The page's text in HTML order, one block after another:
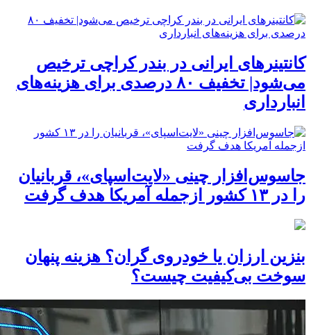
کانتینرهای ایرانی در بندر کراچی ترخیص
می‌شود| تخفیف ۸۰ درصدی برای هزینه‌های
انبارداری
جاسوس‌افزار چینی «لایت‌اسپای»، قربانیان
را در ۱۳ کشور ازجمله آمریکا هدف گرفت
بنزین ارزان یا خودروی گران؟ هزینه پنهان
سوخت بی‌کیفیت چیست؟